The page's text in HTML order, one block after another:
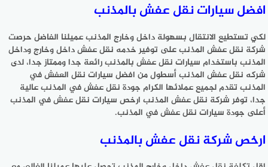
افضل سيارات نقل عفش بالمذنب
لكي تستطيع الانتقال بسهولة داخل وخارج المذنب عميلنا الفاضل حرصت
شركة نقل عفش المذنب على توفير خدمه نقل عفش داخل وخارج وداخل
المذنب باستخدام سيارات نقل عفش بالمذنب رائعة جدا وممتاز جدا، لدى
شركه نقل عفش المذنب أسطول من افضل سيارات نقل العفش في
المذنب تقدم لجميع عملائها الكرام جودة نقل عفش في المذنب عالية
جدا، توفر شركة نقل عفش المذنب ارخص سيارات نقل عفش في المذنب
أعلى جودة سيارات نقل عفش في المذنب.
ارخص شركة نقل عفش بالمذنب